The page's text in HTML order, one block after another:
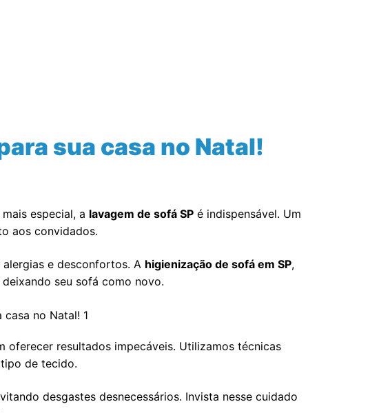
sua casa no Natal!
especial, a lavagem de sofá SPé indispensável. Um
aos convidados.
e desconfortos. A higienização de sofá em SP,
seu sofá como novo.
oferecer resultados impecáveis. Utilizamos técnicas
de tecido.
desgastes desnecessários. Invista nesse cuidado